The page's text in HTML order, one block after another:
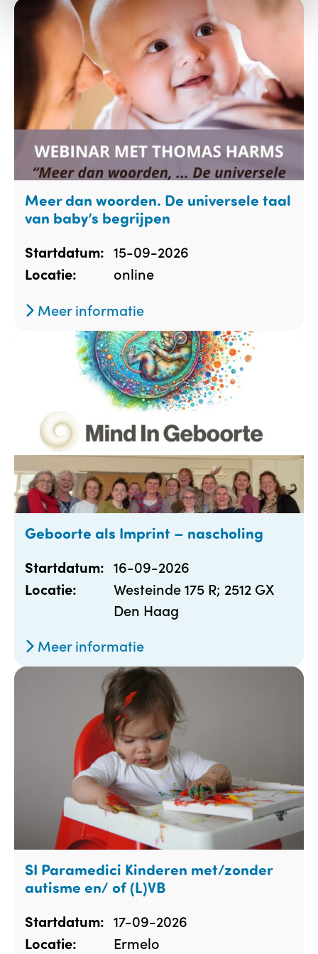
Meer dan woorden. De universele taal
van baby’s begrijpen
Startdatum: 15-09-2026
Locatie:
online
Meer informatie
Geboorte als Imprint – nascholing
Startdatum: 16-09-2026
Locatie:
Westeinde 175 R; 2512 GX
Den Haag
Meer informatie
SI Paramedici Kinderen met/zonder
autisme en/ of (L)VB
Startdatum: 17-09-2026
Locatie: Ermelo